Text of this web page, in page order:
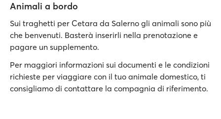
Animali a bordo
Sui traghetti per Cetara da Salerno gli animali sono più
che benvenuti. Basterà inserirli nella prenotazione e
pagare un supplemento.
Per maggiori informazioni sui documenti e le condizioni
richieste per viaggiare con il tuo animale domestico, ti
consigliamo di contattare la compagnia di riferimento.